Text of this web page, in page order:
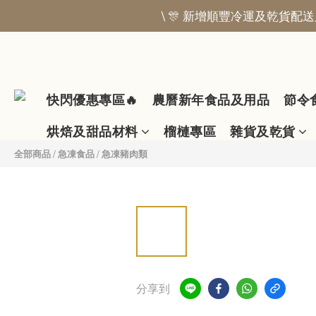
\ 🎊 新增順豐冷運及乾貨配
快閃優惠專區🔥 農曆新年食品及用品
節令
烘焙及甜品材料
榴槤專區 雜貨及乾貨
全部商品/急凍食品/急凍豬肉類
分享到